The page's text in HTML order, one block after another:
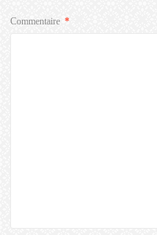
Commentaire *